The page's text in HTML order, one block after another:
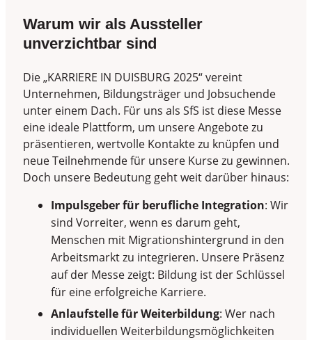
Warum wir als Aussteller
unverzichtbar sind
Die „KARRIERE IN DUISBURG 2025“ vereint
Unternehmen, Bildungsträger und Jobsuchende
unter einem Dach. Für uns als SfS ist diese Messe
eine ideale Plattform, um unsere Angebote zu
präsentieren, wertvolle Kontakte zu knüpfen und
neue Teilnehmende für unsere Kurse zu gewinnen.
Doch unsere Bedeutung geht weit darüber hinaus:
Impulsgeber für berufliche Integration: Wir
sind Vorreiter, wenn es darum geht,
Menschen mit Migrationshintergrund in den
Arbeitsmarkt zu integrieren. Unsere Präsenz
auf der Messe zeigt: Bildung ist der Schlüssel
für eine erfolgreiche Karriere.
Anlaufstelle für Weiterbildung: Wer nach
individuellen Weiterbildungsmöglichkeiten